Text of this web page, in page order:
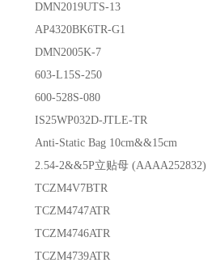
DMN2019UTS-13
AP4320BK6TR-G1
DMN2005K-7
603-L15S-250
600-528S-080
IS25WP032D-JTLE-TR
Anti-Static Bag 10cm&&15cm
2.54-2&&5P立贴母 (AAAA252832)
TCZM4V7BTR
TCZM4747ATR
TCZM4746ATR
TCZM4739ATR